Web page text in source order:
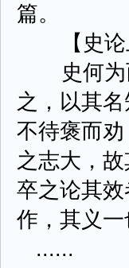
篇。
【史论
史何为而
之，以其
不待褒而
之志大，
卒之论其
作，其义一
......